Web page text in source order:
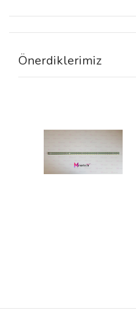
Önerdiklerimiz